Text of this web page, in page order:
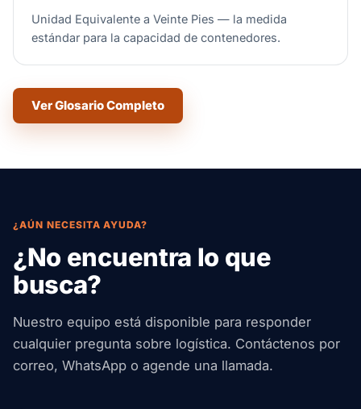
Unidad Equivalente a Veinte Pies — la medida
estándar para la capacidad de contenedores.
Ver Glosario Completo
¿AÚN NECESITA AYUDA?
¿No encuentra lo que
busca?
Nuestro equipo está disponible para responder
cualquier pregunta sobre logística. Contáctenos por
correo, WhatsApp o agende una llamada.